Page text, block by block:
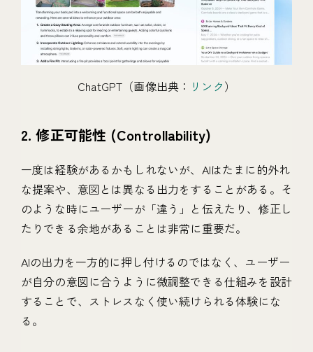
ChatGPT（画像出典： リンク）
2. 修正可能性 (Controllability)
一度は経験があるかもしれないが、AIはたまに的外れ
な提案や、意図とは異なる出力をすることがある。そ
のような時にユーザーが「違う」と伝えたり、修正し
たりできる余地があることは非常に重要だ。
AIの出力を一方的に押し付けるのではなく、ユーザー
が自分の意図に合うように微調整できる仕組みを設計
することで、ストレスなく使い続けられる体験にな
る。